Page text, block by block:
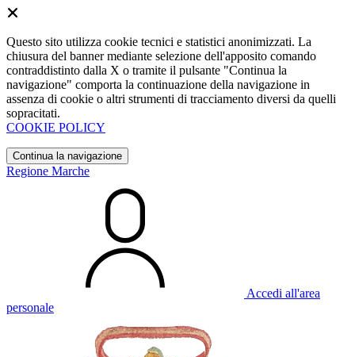
Questo sito utilizza cookie tecnici e statistici anonimizzati. La
chiusura del banner mediante selezione dell'apposito comando
contraddistinto dalla X o tramite il pulsante "Continua la
navigazione" comporta la continuazione della navigazione in
assenza di cookie o altri strumenti di tracciamento diversi da quelli
sopracitati.
COOKIE POLICY
Continua la navigazione
Regione Marche
Accedi all'area
personale